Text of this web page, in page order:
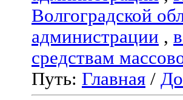
Волгоградской
администрации ,
средствам
Путь: Главная /